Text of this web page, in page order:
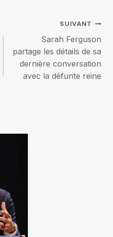
SUIVANT
Sarah Ferguson
partage les détails de sa
dernière conversation
avec la défunte reine